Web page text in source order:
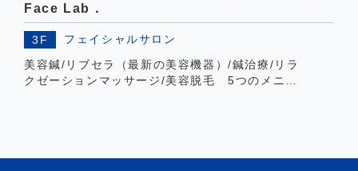
Face Lab．
3F
フェイシャルサロン
美容鍼/リブセラ（最新の美容機器）/鍼治療/リラ
クゼーションマッサージ/美容脱毛 5つのメニュ